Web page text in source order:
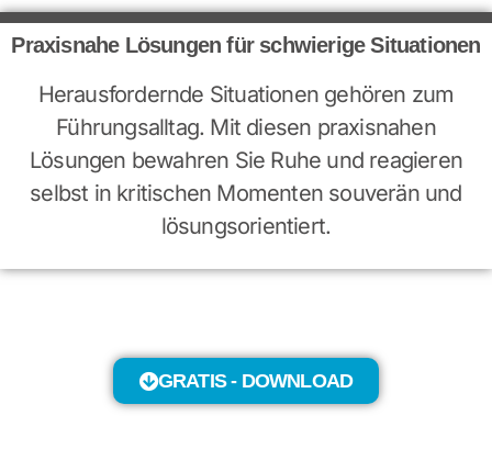
Praxisnahe Lösungen für schwierige Situationen
Herausfordernde Situationen gehören zum
Führungsalltag. Mit diesen praxisnahen
Lösungen bewahren Sie Ruhe und reagieren
selbst in kritischen Momenten souverän und
lösungsorientiert.
GRATIS - DOWNLOAD